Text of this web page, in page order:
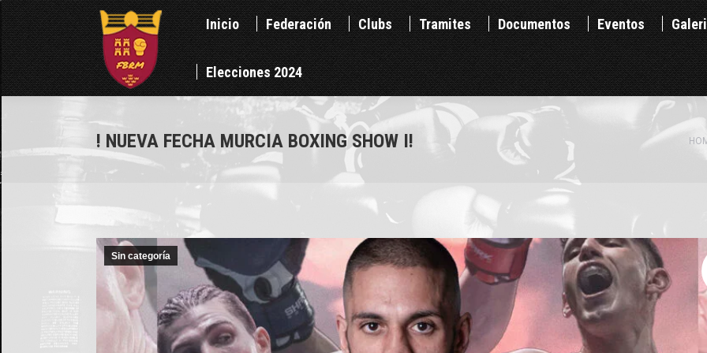
Inicio Federación Clubs Tramites Documentos Eventos
Elecciones 2024
! NUEVA FECHA MURCIA BOXING SHOW I!
Sin categoría
Inicio Federación Clubs Tramites Documentos Eventos
Elecciones 2024